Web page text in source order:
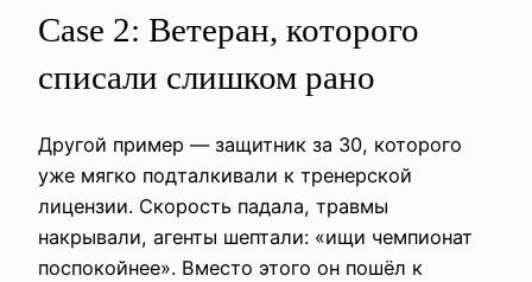
Case 2: Ветеран, которого
списали слишком рано
Другой пример — защитник за 30, которого
уже мягко подталкивали к тренерской
лицензии. Скорость падала, травмы
накрывали, агенты шептали: «ищи чемпионат
поспокойнее». Вместо этого он пошёл к